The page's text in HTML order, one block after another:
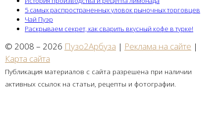
5 самых распространенных уловок рыночных торговцев
Чай Пуэр
Раскрываем секрет, как сварить вкусный кофе в турке!
© 2008 – 2026 Пузо2Арбуза | Реклама на сайте |
Карта сайта
Публикация материалов с сайта разрешена при наличии
активных ссылок на статьи, рецепты и фотографии.